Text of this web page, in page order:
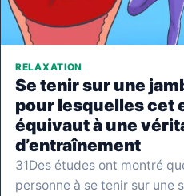
RELAXATION
Se tenir sur une
pour lesquelles cet
équivaut à une
d’entraînement
31Des études ont montré
personne à se tenir sur une